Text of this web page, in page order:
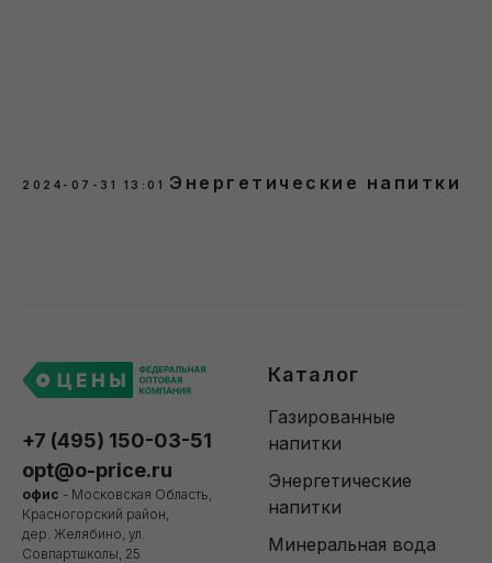
2024-07-31 13:01 Энергетические напитки
+7 (495) 150-03-51
opt@o-price.ru
офис - Московская Область,
Красногорский район,
дер. Желябино, ул.
Совпартшколы, 25
Каталог
Газированные
напитки
Энергетические
напитки
Минеральная вода